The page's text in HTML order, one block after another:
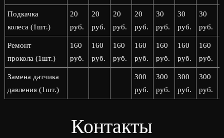
Подкачка
колеса (1шт.)
20
руб.
20
руб.
20
руб.
20
руб.
30
руб.
30
руб.
30
руб.
Ремонт
прокола (1шт.)
160
руб.
160
руб.
160
руб.
160
руб.
160
руб.
160
руб.
160
руб.
Замена датчика
давления (1шт.)
300
руб.
300
руб.
300
руб.
300
руб.
Контакты